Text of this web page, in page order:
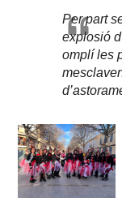
Per part
explosió
omplí les